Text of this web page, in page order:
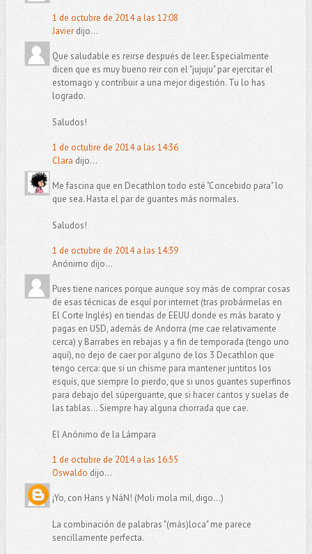
1 de octubre de 2014 a las 12:08
Javierdijo...
Que saludable es reirse después de leer. Especialmente
dicen que es muy bueno reir con el "jujuju" par ejercitar el
estomago y contribuir a una mejor digestión. Tu lo has
logrado.
Saludos!
1 de octubre de 2014 a las 14:36
Clara dijo...
Me fascina que en Decathlon todo esté "Concebido para" lo
que sea. Hasta el par de guantes más normales.
Saludos!
1 de octubre de 2014 a las 14:39
Anónimo dijo...
Pues tiene narices porque aunque soy más de comprar cosas
de esas técnicas de esquí por internet (tras probármelas en
El Corte Inglés) en tiendas de EEUU donde es más barato y
pagas en USD, además de Andorra (me cae relativamente
cerca) y Barrabes en rebajas y a fin de temporada (tengo uno
aquí), no dejo de caer por alguno de los 3 Decathlon que
tengo cerca: que si un chisme para mantener juntitos los
esquís, que siempre lo pierdo, que si unos guantes superfinos
para debajo del súperguante, que si hacer cantos y suelas de
las tablas... Siempre hay alguna chorrada que cae.
El Anónimo de la Lámpara
1 de octubre de 2014 a las 16:55
Oswaldo dijo...
¡Yo, con Hans y NáN! (Moli mola mil, digo...)
La combinación de palabras "(más)loca" me parece
sencillamente perfecta.